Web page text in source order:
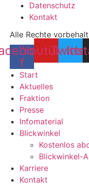
Datenschutz
Kontakt
Alle Rechte
f
Youtube
Start
Aktuelles
Fraktion
Presse
Infomaterial
Blickwinkel
Kostenlos
Blickwinkel-
Karriere
Kontakt